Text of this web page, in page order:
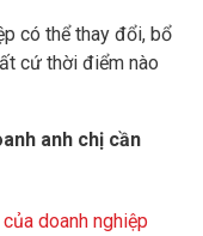
có thể thay đổi, bổ
cứ thời điểm nào
anh chị cần
doanh nghiệp